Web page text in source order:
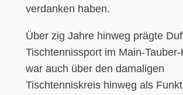
verdanken haben.
Über zig Jahre hinweg prägte
Tischtennissport im Main-Tauber-
war auch über den damaligen
Tischtenniskreis hinweg als